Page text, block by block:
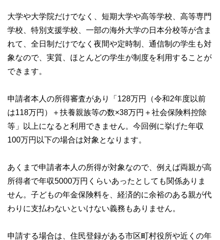
大学や大学院だけでなく、短期大学や高等学校、高等専門
学校、特別支援学校、一部の海外大学の日本分校等が含ま
れて、全日制だけでなく夜間や定時制、通信制の学生も対
象なので、実質、ほとんどの学生が制度を利用することが
できます。
申請者本人の所得審査があり「128万円（令和2年度以前
は118万円）＋扶養親族等の数×38万円＋社会保険料控除
等」以上になると利用できません。今回例に挙げた年収
100万円以下の場合は対象となります。
あくまで申請者本人の所得が対象なので、例えば両親が高
所得者で年収5000万円くらいあったとしても関係ありま
せん。子どもの年金保険料を、経済的に余裕のある親が代
わりに支払わないといけない義務もありません。
申請する場合は、住民登録がある市区町村役所や近くの年